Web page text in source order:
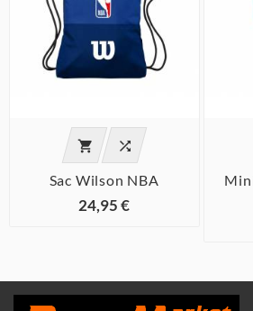
 
Sac Wilson NBA
24,95 €